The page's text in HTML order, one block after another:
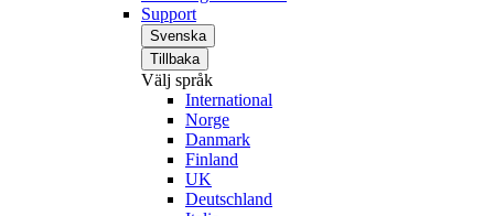
Support
Svenska
Tillbaka
Välj språk
International
Norge
Danmark
Finland
UK
Deutschland